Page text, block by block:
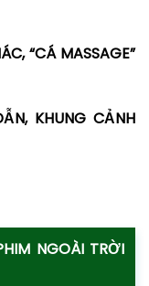
“CÁ MASSAGE”
KHUNG CẢNH
NGOÀI TRỜI